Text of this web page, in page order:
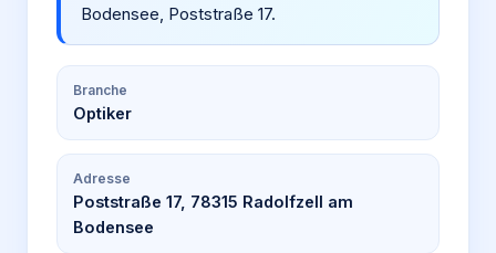
Bodensee, Poststraße 17.
Branche
Optiker
Adresse
Poststraße 17, 78315 Radolfzell am
Bodensee